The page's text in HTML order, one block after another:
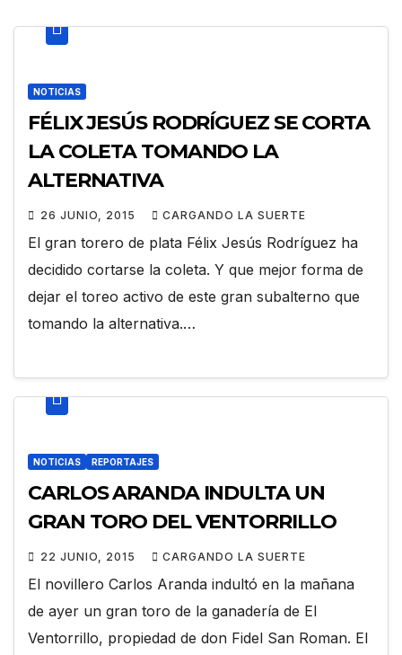
NOTICIAS
FÉLIX JESÚS RODRÍGUEZ SE CORTA
LA COLETA TOMANDO LA
ALTERNATIVA
26 JUNIO, 2015 CARGANDO LA SUERTE
El gran torero de plata Félix Jesús Rodríguez ha
decidido cortarse la coleta. Y que mejor forma de
dejar el toreo activo de este gran subalterno que
tomando la alternativa.…
NOTICIAS REPORTAJES
CARLOS ARANDA INDULTA UN
GRAN TORO DEL VENTORRILLO
22 JUNIO, 2015 CARGANDO LA SUERTE
El novillero Carlos Aranda indultó en la mañana
de ayer un gran toro de la ganadería de El
Ventorrillo, propiedad de don Fidel San Roman. El